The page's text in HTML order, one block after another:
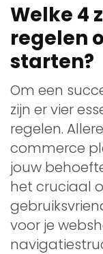
Welke 4
regelen
starten?
Om een
zijn er vier
regelen.
commerce
jouw
het cruciaal
voor je